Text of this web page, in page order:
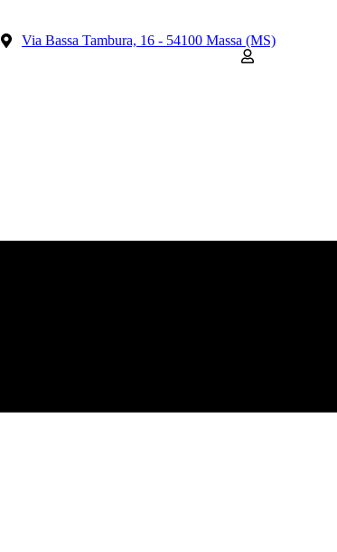
Via Bassa Tambura, 16 - 54100 Massa (MS)